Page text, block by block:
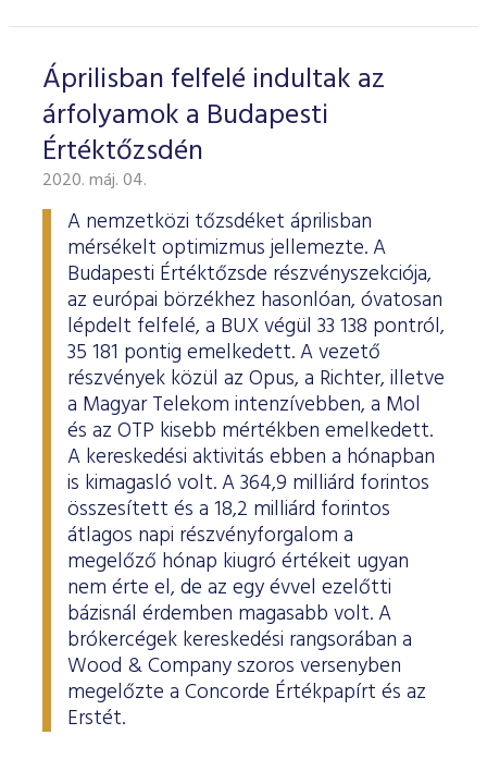
Áprilisban felfelé indultak az
árfolyamok a Budapesti
Értéktőzsdén
2020. máj. 04.
A nemzetközi tőzsdéket áprilisban
mérsékelt optimizmus jellemezte. A
Budapesti Értéktőzsde részvényszekciója,
az európai börzékhez hasonlóan, óvatosan
lépdelt felfelé, a BUX végül 33 138 pontról,
35 181 pontig emelkedett. A vezető
részvények közül az Opus, a Richter, illetve
a Magyar Telekom intenzívebben, a Mol
és az OTP kisebb mértékben emelkedett.
A kereskedési aktivitás ebben a hónapban
is kimagasló volt. A 364,9 milliárd forintos
összesített és a 18,2 milliárd forintos
átlagos napi részvényforgalom a
megelőző hónap kiugró értékeit ugyan
nem érte el, de az egy évvel ezelőtti
bázisnál érdemben magasabb volt. A
brókercégek kereskedési rangsorában a
Wood & Company szoros versenyben
megelőzte a Concorde Értékpapírt és az
Erstét.